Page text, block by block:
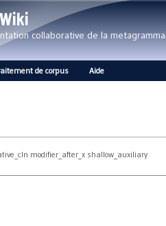
collaborative de la
de corpus Aide
modifier_after_x shallow_auxiliary